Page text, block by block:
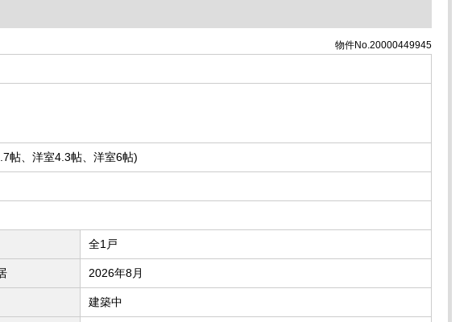
物件No.20000449945
帖、洋室4.3帖、洋室6帖)
全1戸
2026年8月
建築中